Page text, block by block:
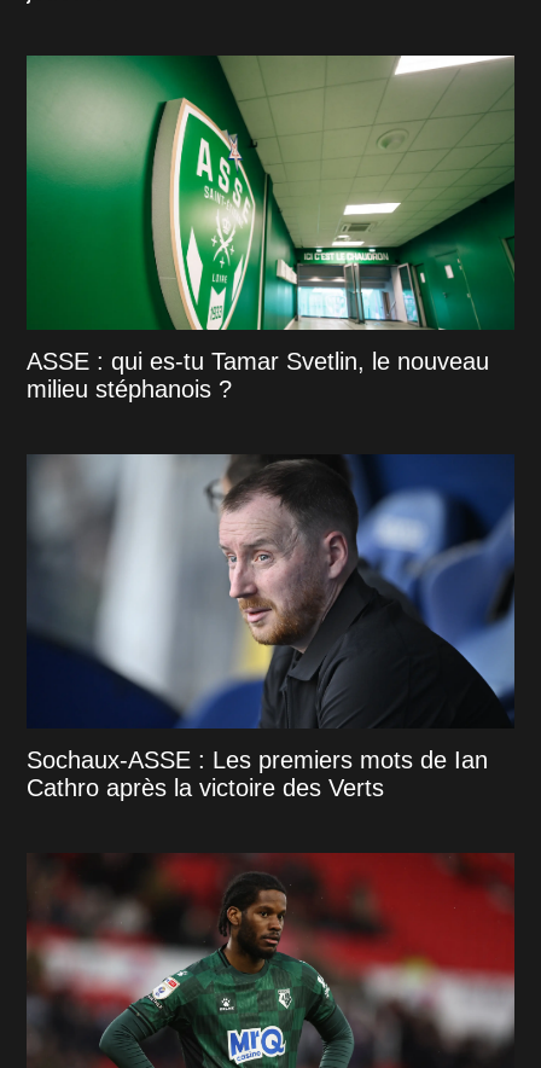
ASSE : qui es-tu Tamar Svetlin, le nouveau
milieu stéphanois ?
Sochaux-ASSE : Les premiers mots de Ian
Cathro après la victoire des Verts